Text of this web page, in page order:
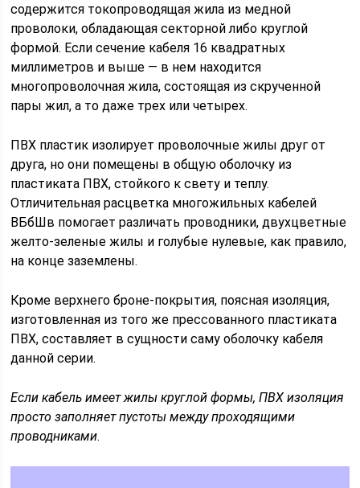
содержится токопроводящая жила из медной
проволоки, обладающая секторной либо круглой
формой. Если сечение кабеля 16 квадратных
миллиметров и выше — в нем находится
многопроволочная жила, состоящая из скрученной
пары жил, а то даже трех или четырех.
ПВХ пластик изолирует проволочные жилы друг от
друга, но они помещены в общую оболочку из
пластиката ПВХ, стойкого к свету и теплу.
Отличительная расцветка многожильных кабелей
ВБбШв помогает различать проводники, двухцветные
желто-зеленые жилы и голубые нулевые, как правило,
на конце заземлены.
Кроме верхнего броне-покрытия, поясная изоляция,
изготовленная из того же прессованного пластиката
ПВХ, составляет в сущности саму оболочку кабеля
данной серии.
Если кабель имеет жилы круглой формы, ПВХ изоляция
просто заполняет пустоты между проходящими
проводниками.